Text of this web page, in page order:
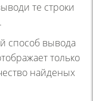
те строки
способ вывода
только
найденых